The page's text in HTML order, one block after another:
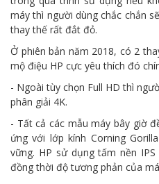
máy thì người dùng chắc chắn
thay thế rất đắt đỏ.
Ở phiên bản năm 2018, có 2
mộ điệu HP cực yêu thích đó
- Ngoài tùy chọn Full HD thì
phân giải 4K.
- Tất cả các mẫu máy bây giờ
ứng với lớp kính Corning
vững. HP sử dụng tấm nền
đồng thời độ tương phản của